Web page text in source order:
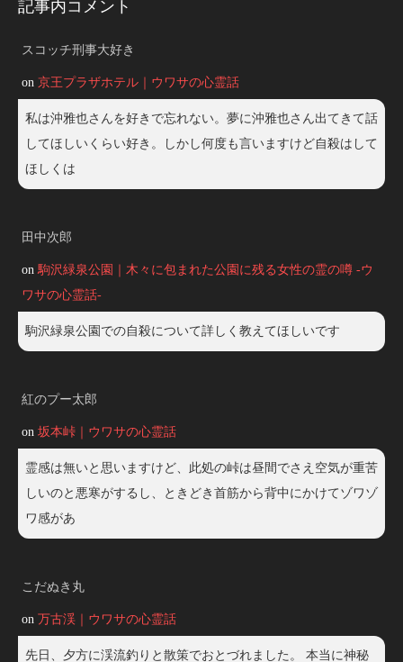
記事内コメント
スコッチ刑事大好き
on 京王プラザホテル｜ウワサの心霊話
私は沖雅也さんを好きで忘れない。夢に沖雅也さん出てきて話
してほしいくらい好き。しかし何度も言いますけど自殺はして
ほしくは
田中次郎
on 駒沢緑泉公園｜木々に包まれた公園に残る女性の霊の噂 -ウ
ワサの心霊話-
駒沢緑泉公園での自殺について詳しく教えてほしいです
紅のプー太郎
on 坂本峠｜ウワサの心霊話
霊感は無いと思いますけど、此処の峠は昼間でさえ空気が重苦
しいのと悪寒がするし、ときどき首筋から背中にかけてゾワゾ
ワ感があ
こだぬき丸
on 万古渓｜ウワサの心霊話
先日、夕方に渓流釣りと散策でおとづれました。 本当に神秘